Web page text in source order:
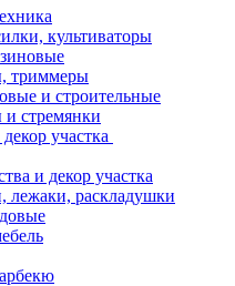
культиваторы
триммеры
и строительные
стремянки
участка
и декор участка
лежаки, раскладушки